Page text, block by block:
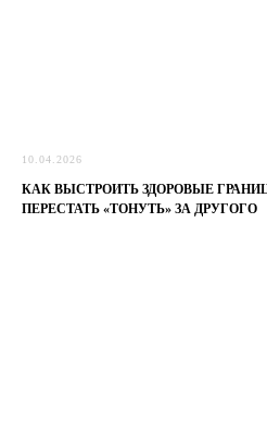
10.04.2026
КАК ВЫСТРОИТЬ ЗДОРОВЫЕ
ПЕРЕСТАТЬ «ТОНУТЬ» ЗА ДРУГОГО